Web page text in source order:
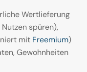
Wertlieferung
spüren),
mit Freemium)
Gewohnheiten